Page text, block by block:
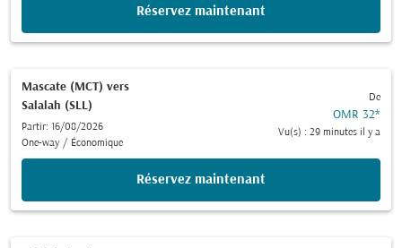
Réservez maintenant
Mascate (MCT) vers
Salalah (SLL)
Partir: 16/08/2026
One-way / Économique
De
OMR 32*
Vu(s) : 29 minutes il y a
Réservez maintenant